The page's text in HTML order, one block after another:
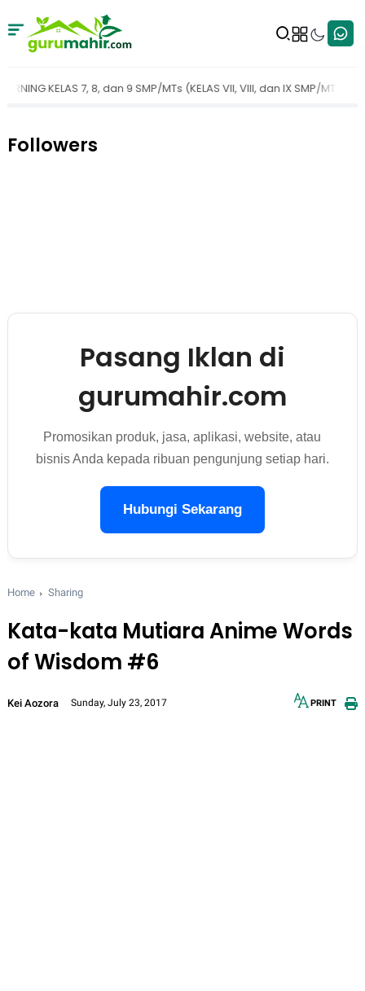
(KELAS VII, VIII, dan IX SMP/MTs) Perangkat Pembelajaran Kelas 10,
Followers
Pasang Iklan di
gurumahir.com
Promosikan produk, jasa, aplikasi, website, atau
bisnis Anda kepada ribuan pengunjung setiap hari.
Hubungi Sekarang
Home Sharing
Kata-kata Mutiara Anime Words
of Wisdom #6
Kei Aozora Sunday, July 23, 2017 PRINT